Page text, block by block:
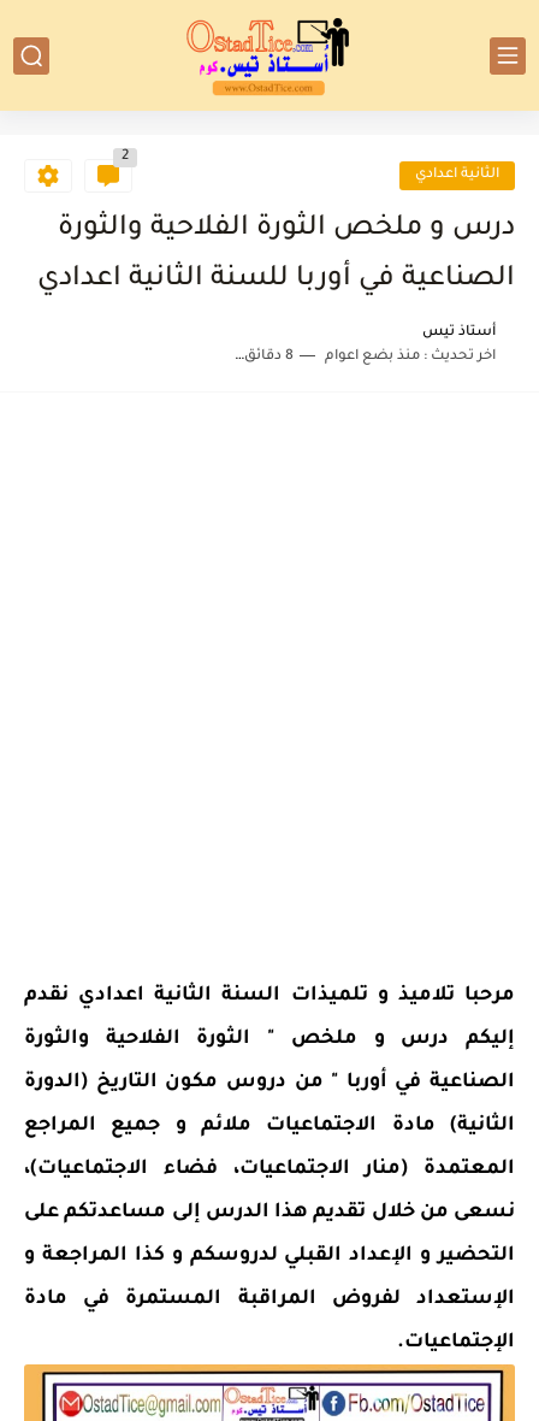
الثانية اعدادي
2
درس و ملخص الثورة الفلاحية والثورة
الصناعية في أوربا للسنة الثانية اعدادي
أستاذ تيس
اخر تحديث :منذ بضع اعوام 8 دقائق للقراءة
مرحبا تلاميذ و تلميذات السنة الثانية اعدادي نقدم
إليكم درس و ملخص " الثورة الفلاحية والثورة
الصناعية في أوربا " من دروس مكون التاريخ (الدورة
الثانية) مادة الاجتماعيات ملائم و جميع المراجع
المعتمدة (منار الاجتماعيات، فضاء الاجتماعيات)،
نسعى من خلال تقديم هذا الدرس إلى مساعدتكم على
التحضير و الإعداد القبلي لدروسكم و كذا المراجعة و
الإستعداد لفروض المراقبة المستمرة في مادة
الإجتماعيات.